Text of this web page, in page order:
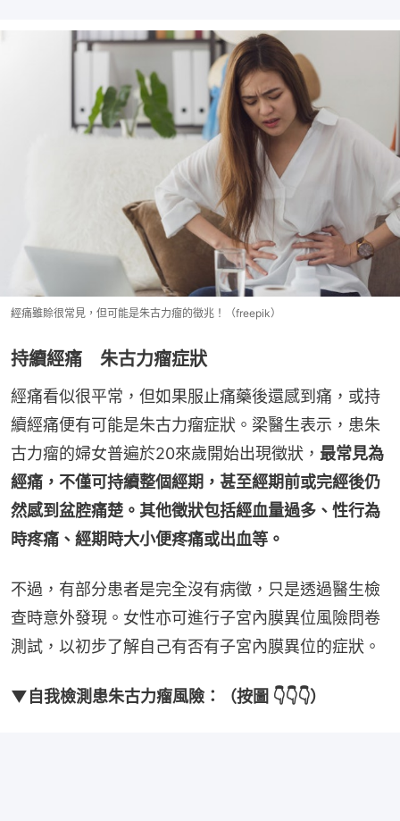
經痛雖賒很常見，但可能是朱古力瘤的徵兆！（freepik）
持續經痛 朱古力瘤症狀
經痛看似很平常，但如果服止痛藥後還感到痛，或持
續經痛便有可能是朱古力瘤症狀。梁醫生表示，患朱
古力瘤的婦女普遍於20來歲開始出現徵狀， 最常見為
經痛，不僅可持續整個經期，甚至經期前或完經後仍
然感到盆腔痛楚。其他徵狀包括經血量過多、性行為
時疼痛、經期時大小便疼痛或出血等。
不過，有部分患者是完全沒有病徵，只是透過醫生檢
查時意外發現。女性亦可進行子宮內膜異位風險問卷
測試，以初步了解自己有否有子宮內膜異位的症狀。
▼自我檢測患朱古力瘤風險：（按圖 👇👇👇）